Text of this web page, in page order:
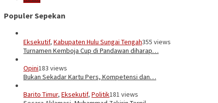
Populer Sepekan
Eksekutif, Kabupaten Hulu Sungai Tengah355 views
Turnamen Kemboja Cup di Pandawan diharap…
Opini183 views
Bukan Sekadar Kartu Pers, Kompetensi dan…
Barito Timur, Eksekutif, Politik181 views